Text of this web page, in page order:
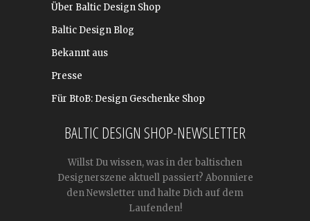
Über Baltic Design Shop
Baltic Design Blog
Bekannt aus
Presse
Für BtoB: Design Geschenke Shop
BALTIC DESIGN SHOP-NEWSLETTER
Willst Du wissen, was in der baltischen
Designerszene aktuell passiert? Abonniere
den Newsletter und halte Dich auf dem
Laufenden!